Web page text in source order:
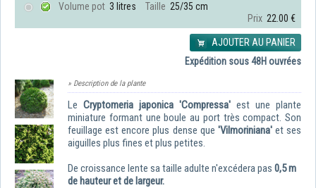
Volume pot 3 litres Taille 25/35 cm
Prix 22.00 €
AJOUTER AU PANIER
Expédition sous 48H ouvrées
» Description de la plante
Le Cryptomeria japonica 'Compressa' est une plante
miniature formant une boule au port très compact. Son
feuillage est encore plus dense que 'Vilmoriniana'et ses
aiguilles plus fines et plus petites.
De croissance lente sa taille adulte n'excédera pas 0,5 m
de hauteur et de largeur.